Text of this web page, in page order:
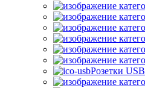
Розетки USB